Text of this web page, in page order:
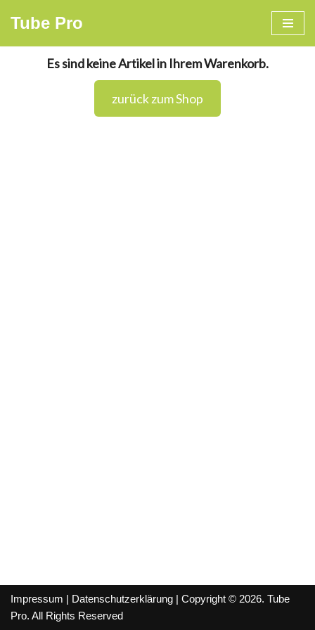
springen
Tube Pro
Es sind keine Artikel in Ihrem Warenkorb.
zurück zum Shop
Impressum | Datenschutzerklärung | Copyright © 2026. Tube
Pro. All Rights Reserved